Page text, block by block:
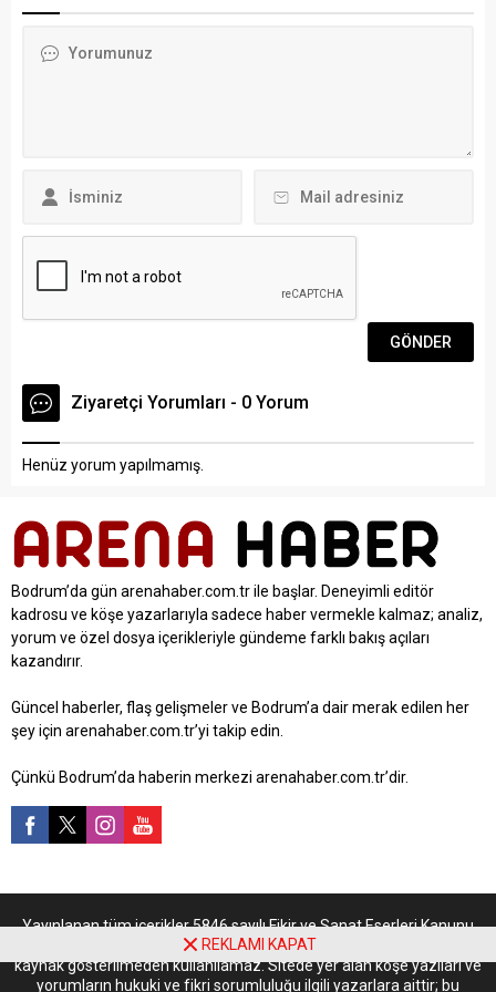
oluşturdu. Bazı vatandaşlar
Ziyaretçi Yorumları - 0 Yorum
Henüz yorum yapılmamış.
Bodrum’da gün arenahaber.com.tr ile başlar. Deneyimli editör
kadrosu ve köşe yazarlarıyla sadece haber vermekle kalmaz; analiz,
yorum ve özel dosya içerikleriyle gündeme farklı bakış açıları
kazandırır.
Güncel haberler, flaş gelişmeler ve Bodrum’a dair merak edilen her
şey için arenahaber.com.tr’yi takip edin.
Çünkü Bodrum’da haberin merkezi arenahaber.com.tr’dir.
Yayınlanan tüm içerikler 5846 sayılı Fikir ve Sanat Eserleri Kanunu
kapsamında korunmaktadır. İzinsiz kopyalanamaz, çoğaltılamaz ve
kaynak gösterilmeden kullanılamaz. Sitede yer alan köşe yazıları ve
yorumların hukuki ve fikri sorumluluğu ilgili yazarlara aittir; bu
REKLAMI KAPAT